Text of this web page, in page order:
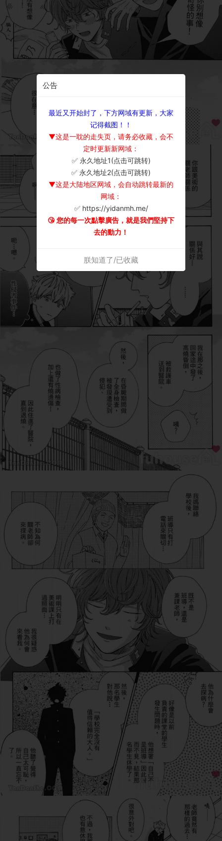
公告
最近又开始封了，下方网域有更新，大家
记得截图！！
▼这是一耽的走失页，请务必收藏，会不
定时更新新网域：
✅ 永久地址1(点击可跳转)
✅ 永久地址2(点击可跳转)
▼这是大陆地区网域，会自动跳转最新的
网域：
✅ https://yidanmh.me/
😘 您的每一次點擊廣告，就是我們堅持下
去的動力！
朕知道了/已收藏